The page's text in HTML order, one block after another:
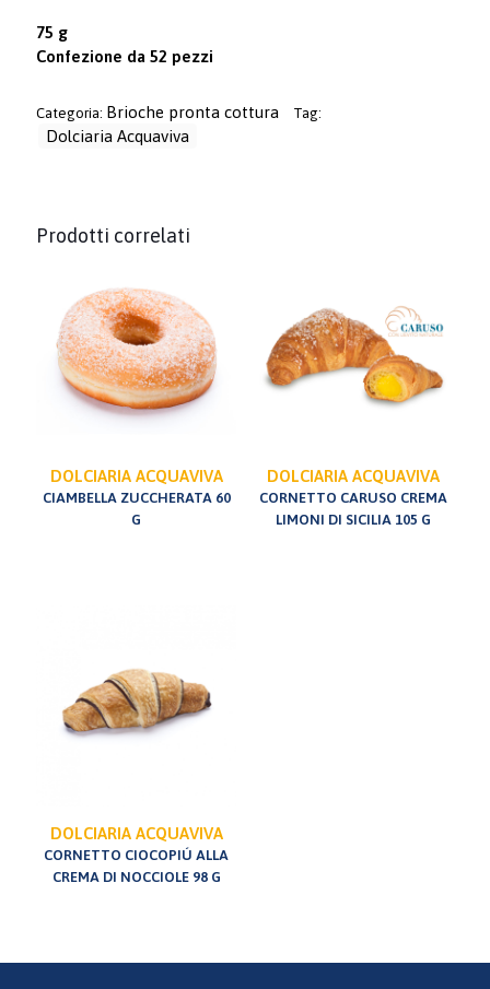
75 g
Confezione da 52 pezzi
Categoria: Brioche pronta cottura Tag:
Dolciaria Acquaviva
Prodotti correlati
DOLCIARIA ACQUAVIVA
CIAMBELLA ZUCCHERATA 60
G
DOLCIARIA ACQUAVIVA
CORNETTO CARUSO CREMA
LIMONI DI SICILIA 105 G
DOLCIARIA ACQUAVIVA
CORNETTO CIOCOPIÚ ALLA
CREMA DI NOCCIOLE 98 G